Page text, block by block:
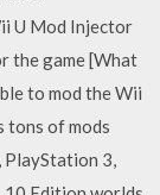
U Mod Injector
the game [What
to mod the Wii
tons of mods
3,